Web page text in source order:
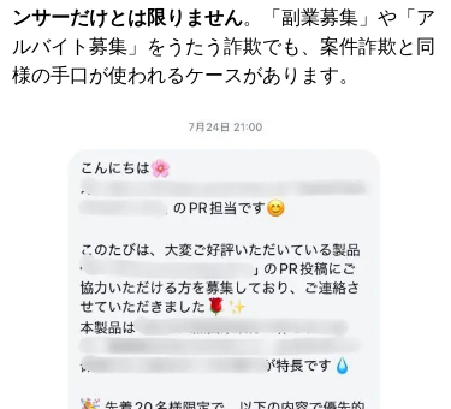
ンサーだけとは限りません。「副業募集」や「ア
ルバイト募集」をうたう詐欺でも、案件詐欺と同
様の手口が使われるケースがあります。